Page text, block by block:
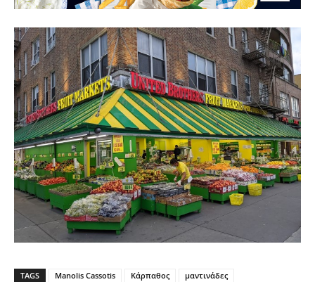
TAGS Manolis Cassotis Κάρπαθος
μαντινάδες